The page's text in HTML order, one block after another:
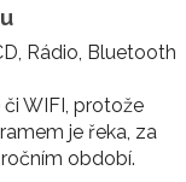
Rádio, Bluetooth
WIFI, protože
je řeka, za
období.